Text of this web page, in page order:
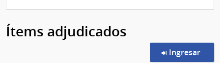
Ítems adjudicados
Ingresar